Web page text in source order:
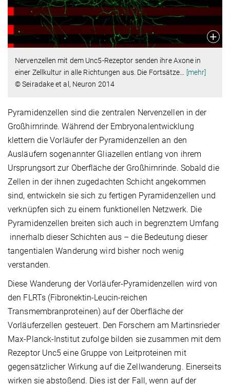
Nervenzellen mit dem Unc5-Rezeptor senden ihre Axone in
einer Zellkultur in alle Richtungen aus. Die Fortsätze
[mehr]
© Seiradake et al, Neuron 2014
Pyramidenzellen sind die zentralen Nervenzellen in der
Großhirnrinde. Während der Embryonalentwicklung
klettern die Vorläufer der Pyramidenzellen an den
Ausläufern sogenannter Gliazellen entlang von ihrem
Ursprungsort zur Oberfläche der Großhirnrinde. Sobald die
Zellen in der ihnen zugedachten Schicht angekommen
sind, entwickeln sie sich zu fertigen Pyramidenzellen und
verknüpfen sich zu einem funktionellen Netzwerk. Die
Pyramidenzellen breiten sich auch in begrenztem Umfang
innerhalb dieser Schichten aus – die Bedeutung dieser
tangentialen Wanderung wird bisher noch wenig
verstanden.
Diese Wanderung der Vorläufer-Pyramidenzellen wird von
den FLRTs (Fibronektin-Leucin-reichen
Transmembranproteinen) auf der Oberfläche der
Vorläuferzellen gesteuert. Den Forschern am Martinsrieder
Max-Planck-Institut zufolge bilden sie zusammen mit dem
Rezeptor Unc5 eine Gruppe von Leitproteinen mit
gegensätzlicher Wirkung auf die Zellwanderung. Einerseits
wirken sie abstoßend. Dies ist der Fall, wenn auf der